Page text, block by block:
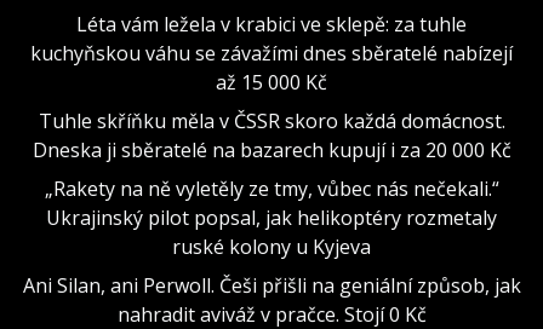
Léta vám ležela v krabici ve sklepě: za tuhle
kuchyňskou váhu se závažími dnes sběratelé nabízejí
až 15 000 Kč
Tuhle skříňku měla v ČSSR skoro každá domácnost.
Dneska ji sběratelé na bazarech kupují i za 20 000 Kč
„Rakety na ně vyletěly ze tmy, vůbec nás nečekali.“
Ukrajinský pilot popsal, jak helikoptéry rozmetaly
ruské kolony u Kyjeva
Ani Silan, ani Perwoll. Češi přišli na geniální způsob, jak
nahradit aviváž v pračce. Stojí 0 Kč